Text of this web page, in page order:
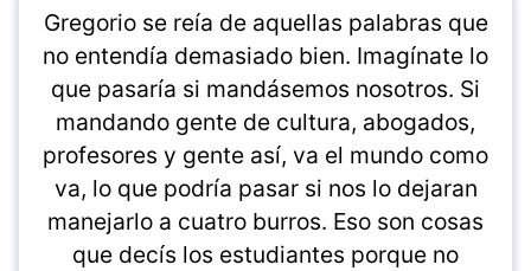
Gregorio se reía de aquellas palabras que
no entendía demasiado bien. Imagínate lo
que pasaría si mandásemos nosotros. Si
mandando gente de cultura, abogados,
profesores y gente así, va el mundo como
va, lo que podría pasar si nos lo dejaran
manejarlo a cuatro burros. Eso son cosas
que decís los estudiantes porque no